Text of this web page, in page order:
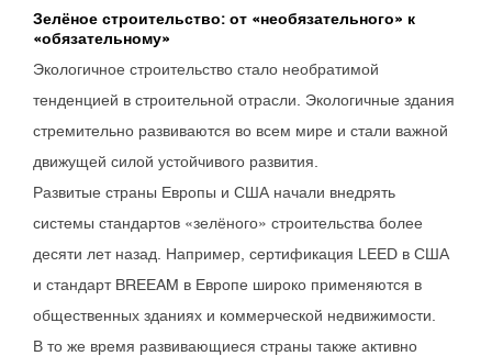
Зелёное строительство: от «необязательного» к
«обязательному»
Экологичное строительство стало необратимой
тенденцией в строительной отрасли. Экологичные здания
стремительно развиваются во всем мире и стали важной
движущей силой устойчивого развития.
Развитые страны Европы и США начали внедрять
системы стандартов «зелёного» строительства более
десяти лет назад. Например, сертификация LEED в США
и стандарт BREEAM в Европе широко применяются в
общественных зданиях и коммерческой недвижимости.
В то же время развивающиеся страны также активно